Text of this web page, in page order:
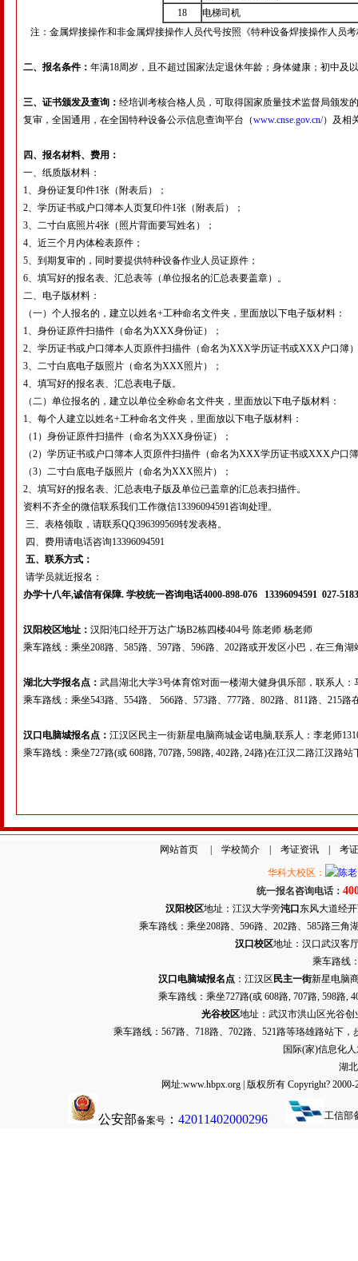
18
电梯司机
注：金属焊接操作和非金属焊接操作人员代号按照《特种设备焊接操作人员
二、报名条件： 年满18周岁，且不超过国家法定退休年龄；身体健康；初中及
三、证书颁发及查询： 经培训考核合格人员，可取得国家质量技术监督局颁发
复审，全国通用，在全国特种设备公示信息查询平台（www.cnse.gov.cn/）及相
四、报名材料、费用：
一、纸质版材料：
1、身份证复印件1张（附表后）；
2、学历证书或户口簿本人页复印件1张（附表后）；
3、二寸白底照片4张（照片背面要写姓名）；
4、近三个月内体检表原件；
5、到期复审的，同时要提供特种设备作业人员证原件；
6、填写好的报名表、汇总表等（单位报名的汇总表要盖章）。
二、电子版材料：
（一）个人报名的，建立以姓名+工种命名文件夹，里面放以下电子版材料：
1、身份证原件扫描件（命名为XXX身份证）；
2、学历证书或户口簿本人页原件扫描件（命名为XXX学历证书或XXX户口簿
3、二寸白底电子版照片（命名为XXX照片）；
4、填写好的报名表、汇总表电子版。
（二）单位报名的，建立以单位全称命名文件夹，里面放以下电子版材料：
1、每个人建立以姓名+工种命名文件夹，里面放以下电子版材料：
（1）身份证原件扫描件（命名为XXX身份证）；
（2）学历证书或户口簿本人页原件扫描件（命名为XXX学历证书或XXX户口
（3）二寸白底电子版照片（命名为XXX照片）；
2、填写好的报名表、汇总表电子版及单位已盖章的汇总表扫描件。
资料不齐全的微信联系我们工作微信13396094591咨询处理。
三、表格领取，请联系QQ396399569转发表格。
四、费用请电话咨询13396094591
五、联系方式：
请学员就近报名：
办学十八年,诚信有保障. 学校统一咨询电话4000-898-076 13396094591 027-
汉阳校区地址： 汉阳沌口经开万达广场B2栋四楼404号 陈老师 杨老师
乘车路线：乘坐208路、585路、597路、596路、202路或开发区小巴，在三角
湖北大学报名点： 武昌湖北大学3号体育馆对面一楼湖大健身俱乐部，联系人：
乘车路线：乘坐543路、554路、 566路、573路、777路、802路、811路、215路
汉口电脑城报名点： 江汉区民主一街新星电脑商城金诺电脑,联系人：李老师
乘车路线：乘坐727路(或 608路, 707路, 598路, 402路, 24路)在江汉二路江汉路站
网站首页| 学校简介| 考证资讯| 考
华科大校区：
统一报名咨询电话：
汉阳校区地址：江汉大学旁沌口 东风大道经
乘车路线：乘坐208路、596路、202路、585路三
汉口校区地址：汉口武汉客
乘车路线
汉口电脑城报名点：江汉区 民主一街新星电脑
乘车路线：乘坐727路(或 608路, 707路, 598路,
光谷校区地址：武汉市洪山区光谷创
乘车路线：567路、718路、702路、521路等珞雄路站下
国际(家)信息化
湖
网址:www.hbpx.org | 版权所有 Copyright?
公安部备案号 ： 42011402000296 工信部